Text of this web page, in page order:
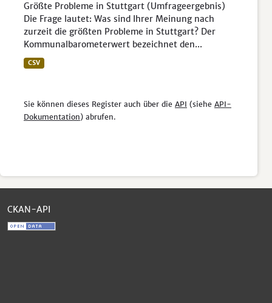
Größte Probleme in Stuttgart (Umfrageergebnis)
Die Frage lautet: Was sind Ihrer Meinung nach
zurzeit die größten Probleme in Stuttgart? Der
Kommunalbarometerwert bezeichnet den...
CSV
Sie können dieses Register auch über die API (siehe API-
Dokumentation) abrufen.
CKAN-API